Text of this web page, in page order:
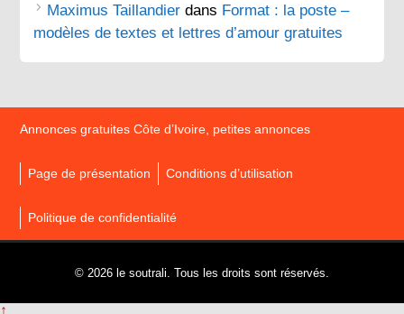
Maximus Taillandier dans Format : la poste –
modèles de textes et lettres d’amour gratuites
Annonces gratuites Côte d’Ivoire, petites annonces
Page de présentation Conditions d’utilisation
Politique de confidentialité
© 2026 le soutrali. Tous les droits sont réservés.
↑